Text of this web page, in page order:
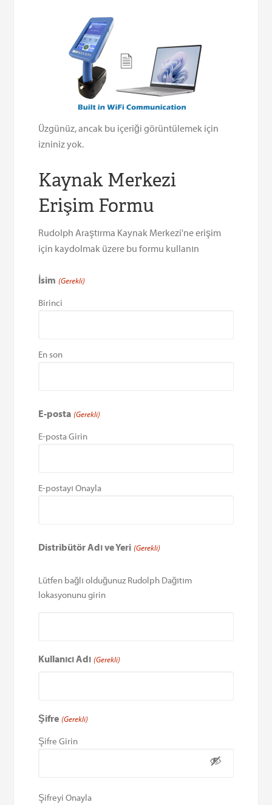
Üzgünüz, ancak bu içeriği görüntülemek için
izniniz yok.
Kaynak Merkezi
Erişim Formu
Rudolph Araştırma Kaynak Merkezi'ne erişim
için kaydolmak üzere bu formu kullanın
İsim (Gerekli)
Birinci
En son
E-posta (Gerekli)
E-posta Girin
E-postayı Onayla
Distribütör Adı ve Yeri (Gerekli)
Lütfen bağlı olduğunuz Rudolph Dağıtım
lokasyonunu girin
Kullanıcı Adı (Gerekli)
Şifre (Gerekli)
Şifre Girin
Şifreyi Onayla